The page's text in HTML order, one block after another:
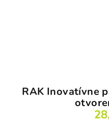
RAK Inovatívne